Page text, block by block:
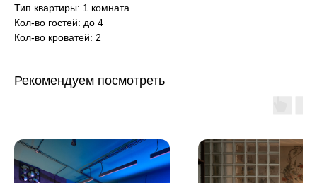
Тип квартиры: 1 комната
Кол-во гостей: до 4
Кол-во кроватей: 2
Рекомендуем посмотреть